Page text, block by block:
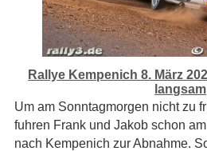
Rallye Kempenich 8. März
langsam
Um am Sonntagmorgen nicht zu
fuhren Frank und Jakob schon
nach Kempenich zur Abnahme.